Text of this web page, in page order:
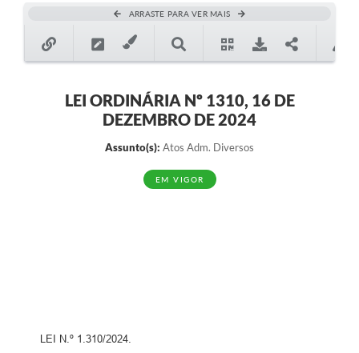
Contratos
Audiências Públicas
ARRASTE PARA VER MAIS
LEI ORDINÁRIA Nº 1310, 16 DE
DEZEMBRO DE 2024
Assunto(s): Atos Adm. Diversos
EM VIGOR
LEI N.º 1.310/2024.